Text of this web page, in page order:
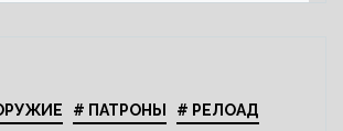
# ПАТРОНЫ # РЕЛОАД